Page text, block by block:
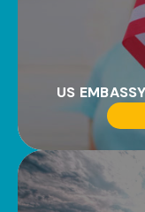
US